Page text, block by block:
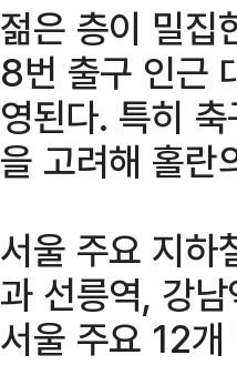
젊은 층이 밀집
8번 출구 인근
영된다. 특히
을 고려해 홀란
서울 주요 지하
과 선릉역, 강
서울 주요 12